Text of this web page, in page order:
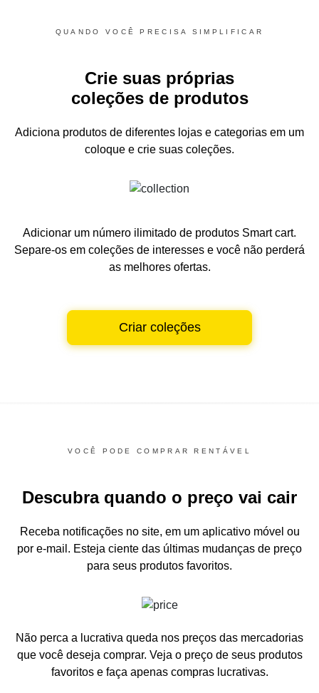
QUANDO VOCÊ PRECISA SIMPLIFICAR
Crie suas próprias
coleções de produtos
Adiciona produtos de diferentes lojas e categorias em um
coloque e crie suas coleções.
Adicionar um número ilimitado de produtos Smart cart.
Separe-os em coleções de interesses e você não perderá
as melhores ofertas.
Criar coleções
VOCÊ PODE COMPRAR RENTÁVEL
Descubra quando o preço vai cair
Receba notificações no site, em um aplicativo móvel ou
por e-mail. Esteja ciente das últimas mudanças de preço
para seus produtos favoritos.
Não perca a lucrativa queda nos preços das mercadorias
que você deseja comprar. Veja o preço de seus produtos
favoritos e faça apenas compras lucrativas.